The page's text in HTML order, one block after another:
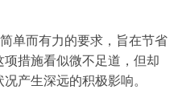
单而有力的要求，旨在节省
措施看似微不足道，但却
产生深远的积极影响。